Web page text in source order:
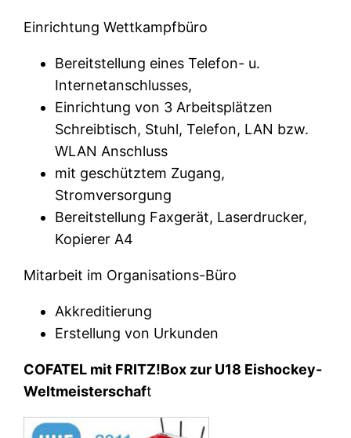
Einrichtung Wettkampfbüro
Bereitstellung eines Telefon- u.
Internetanschlusses,
Einrichtung von 3 Arbeitsplätzen
Schreibtisch, Stuhl, Telefon, LAN bzw.
WLAN Anschluss
mit geschütztem Zugang,
Stromversorgung
Bereitstellung Faxgerät, Laserdrucker,
Kopierer A4
Mitarbeit im Organisations-Büro
Akkreditierung
Erstellung von Urkunden
COFATEL mit FRITZ!Box zur U18 Eishockey-
Weltmeisterschaft